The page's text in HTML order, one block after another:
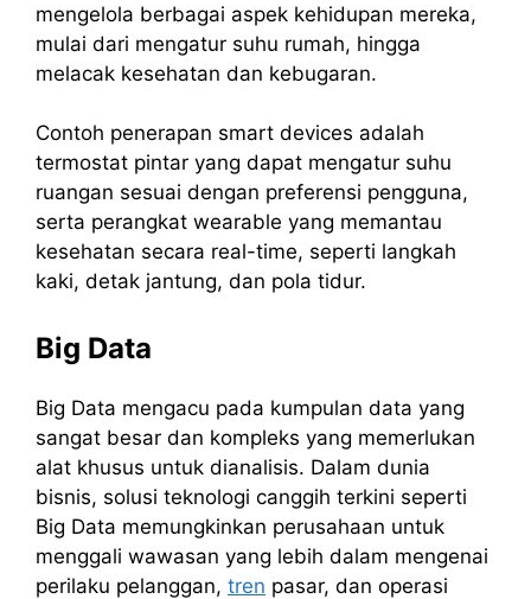
mengelola berbagai aspek kehidupan mereka,
mulai dari mengatur suhu rumah, hingga
melacak kesehatan dan kebugaran.
Contoh penerapan smart devices adalah
termostat pintar yang dapat mengatur suhu
ruangan sesuai dengan preferensi pengguna,
serta perangkat wearable yang memantau
kesehatan secara real-time, seperti langkah
kaki, detak jantung, dan pola tidur.
Big Data
Big Data mengacu pada kumpulan data yang
sangat besar dan kompleks yang memerlukan
alat khusus untuk dianalisis. Dalam dunia
bisnis, solusi teknologi canggih terkini seperti
Big Data memungkinkan perusahaan untuk
menggali wawasan yang lebih dalam mengenai
perilaku pelanggan, tren pasar, dan operasi